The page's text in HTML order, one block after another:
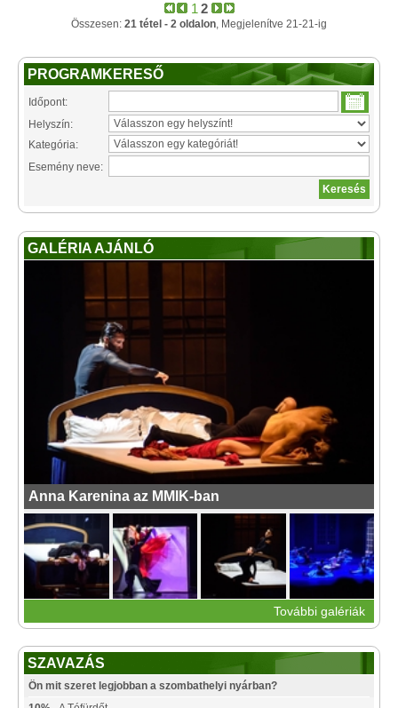
1 2
Összesen: 21 tétel - 2 oldalon, Megjelenítve 21-21-ig
PROGRAMKERESŐ
Időpont:
Helyszín:
Kategória:
Esemény neve:
GALÉRIA AJÁNLÓ
Anna Karenina az MMIK-ban
További galériák
SZAVAZÁS
Ön mit szeret legjobban a szombathelyi nyárban?